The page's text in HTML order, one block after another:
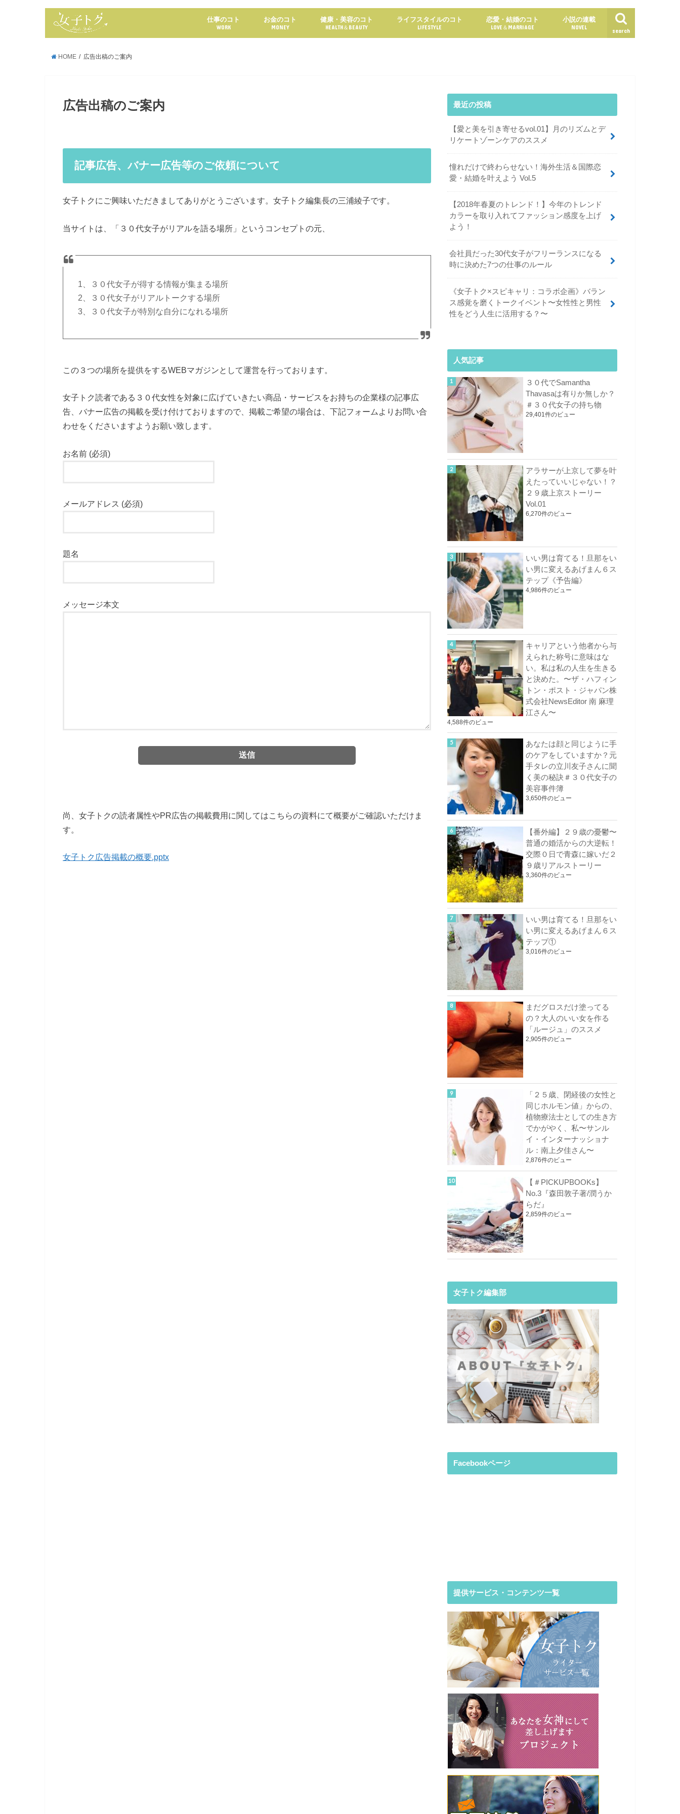
search
仕事のコト
WORK
お金のコト
MONEY
健康・美容のコト
HEALTH＆BEAUTY
ライフスタイルのコト
LIFESTYLE
恋愛・結婚のコト
LOVE＆MARRIAGE
小説の連載
NOVEL
HOME 広告出稿のご案内
広告出稿のご案内
記事広告、バナー広告等のご依頼について
女子トクにご興味いただきましてありがとうございます。女子トク編集長の三浦綾子です。
当サイトは、「３０代女子がリアルを語る場所」というコンセプトの元、
1、３０代女子が得する情報が集まる場所
2、３０代女子がリアルトークする場所
3、３０代女子が特別な自分になれる場所
この３つの場所を提供をするWEBマガジンとして運営を行っております。
女子トク読者である３０代女性を対象に広げていきたい商品・サービスをお持ちの企業様の記事広
告、バナー広告の掲載を受け付けておりますので、掲載ご希望の場合は、下記フォームよりお問い合
わせをくださいますようお願い致します。
お名前 (必須)
メールアドレス (必須)
題名
メッセージ本文
尚、女子トクの読者属性やPR広告の掲載費用に関してはこちらの資料にて概要がご確認いただけま
す。
女子トク広告掲載の概要.pptx
最近の投稿
【愛と美を引き寄せるvol.01】月のリズムとデ
リケートゾーンケアのススメ
憧れだけで終わらせない！海外生活＆国際恋
愛・結婚を叶えよう Vol.5
【2018年春夏のトレンド！】今年のトレンド
カラーを取り入れてファッション感度を上げ
よう！
会社員だった30代女子がフリーランスになる
時に決めた7つの仕事のルール
《女子トク×スピキャリ：コラボ企画》バラン
ス感覚を磨くトークイベント〜女性性と男性
性をどう人生に活用する？〜
人気記事
３０代でSamantha
Thavasaは有りか無しか？
＃３０代女子の持ち物
29,401件のビュー
アラサーが上京して夢を叶
えたっていいじゃない！？
２９歳上京ストーリー
Vol.01
6,270件のビュー
いい男は育てる！旦那をい
い男に変えるあげまん６ス
テップ《予告編》
4,986件のビュー
キャリアという他者から与
えられた称号に意味はな
い。私は私の人生を生きる
と決めた。〜ザ・ハフィン
トン・ポスト・ジャパン株
式会社NewsEditor 南 麻理
江さん〜
4,588件のビュー
あなたは顔と同じように手
のケアをしていますか？元
手タレの立川友子さんに聞
く美の秘訣＃３０代女子の
美容事件簿
3,650件のビュー
【番外編】２９歳の憂鬱〜
普通の婚活からの大逆転！
交際０日で青森に嫁いだ２
９歳リアルストーリー
3,360件のビュー
いい男は育てる！旦那をい
い男に変えるあげまん６ス
テップ①
3,016件のビュー
まだグロスだけ塗ってる
の？大人のいい女を作る
「ルージュ」のススメ
2,905件のビュー
「２５歳、閉経後の女性と
同じホルモン値」からの、
植物療法士としての生き方
でかがやく、私〜サンル
イ・インターナッショナ
ル：南上夕佳さん〜
2,876件のビュー
【＃PICKUPBOOKs】
No.3『森田敦子著/潤うか
らだ』
2,859件のビュー
女子トク編集部
Facebookページ
提供サービス・コンテンツ一覧